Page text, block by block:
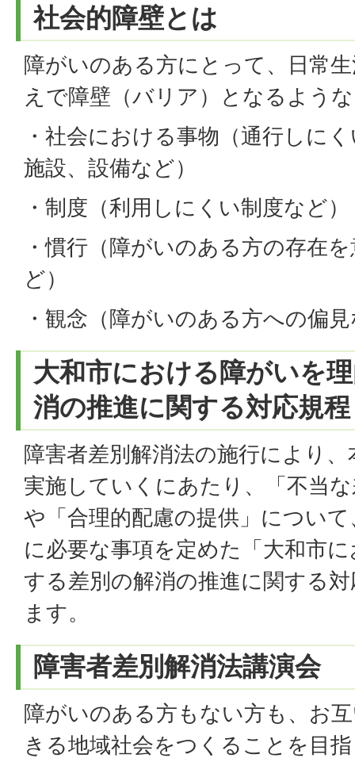
社会的障壁とは
障がいのある方にとって、日常
えで障壁（バリア）となるよう
・社会における事物（通行しに
施設、設備など）
・制度（利用しにくい制度など）
・慣行（障がいのある方の存在
ど）
・観念（障がいのある方への偏
大和市における障がいを
消の推進に関する対応規程
障害者差別解消法の施行により
実施していくにあたり、「不当
や「合理的配慮の提供」につい
に必要な事項を定めた「大和市
する差別の解消の推進に関する
ます。
障害者差別解消法講演会
障がいのある方もない方も、お
きる地域社会をつくることを目